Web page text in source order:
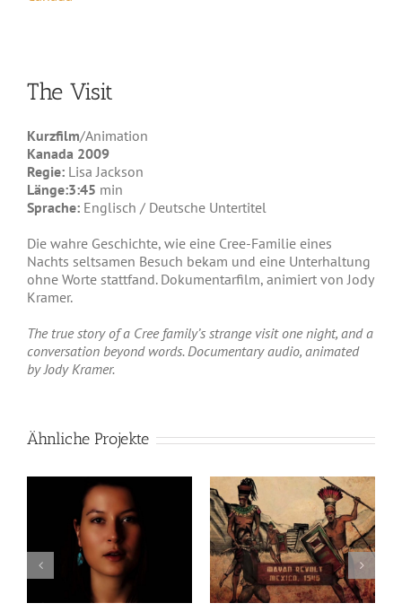
The Visit
Kurzfilm/Animation
Kanada 2009
Regie: Lisa Jackson
Länge:3:45 min
Sprache: Englisch / Deutsche Untertitel
Die wahre Geschichte, wie eine Cree-Familie eines
Nachts seltsamen Besuch bekam und eine Unterhaltung
ohne Worte stattfand. Dokumentarfilm, animiert von Jody
Kramer.
The true story of a Cree family’s strange visit one night, and a
conversation beyond words. Documentary audio, animated
by Jody Kramer.
Ähnliche Projekte